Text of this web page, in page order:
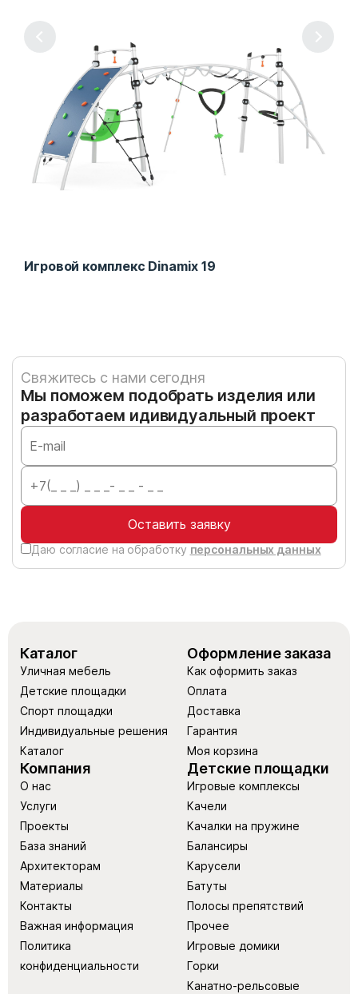
Игровой комплекс Dinamix 19
Свяжитесь с нами сегодня
Мы поможем подобрать изделия или
разработаем идивидуальный проект
Оставить заявку
Даю согласие на обработку персональных данных
Каталог
Уличная мебель
Детские площадки
Спорт площадки
Индивидуальные решения
Каталог
Оформление заказа
Как оформить заказ
Оплата
Доставка
Гарантия
Моя корзина
Компания
О нас
Услуги
Проекты
База знаний
Архитекторам
Материалы
Контакты
Важная информация
Политика
конфиденциальности
Детские площадки
Игровые комплексы
Качели
Качалки на пружине
Балансиры
Карусели
Батуты
Полосы препятствий
Прочее
Игровые домики
Горки
Канатно-рельсовые